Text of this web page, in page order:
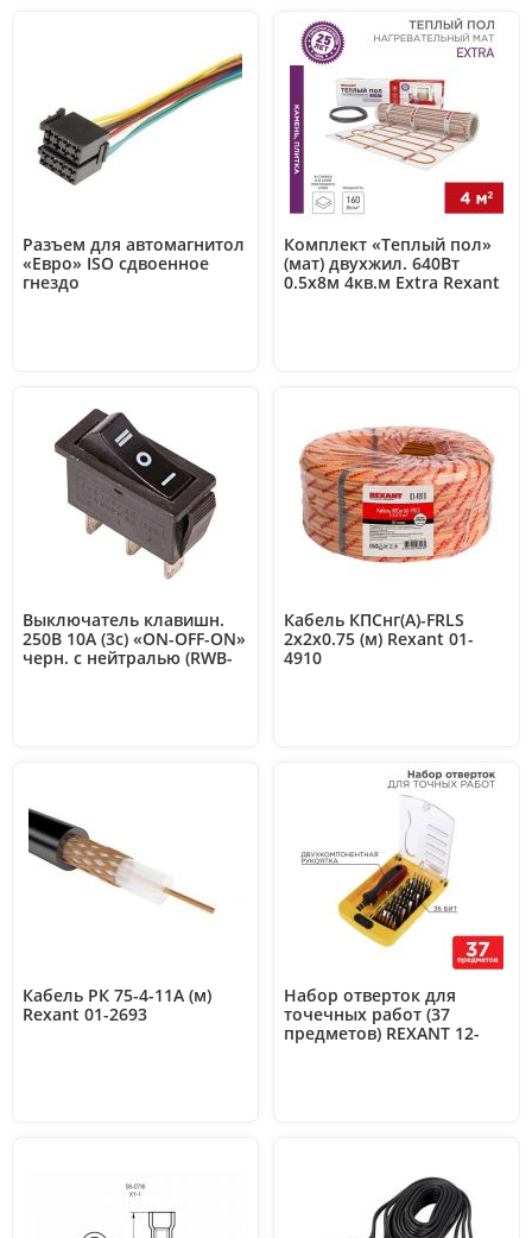
Разъем для автомагнитол
«Евро» ISO сдвоенное
гнездо
Комплект «Теплый пол»
(мат) двухжил. 640Вт
0.5х8м 4кв.м Extra Rexant
Выключатель клавишн.
250В 10А (3с) «ON-OFF-ON»
черн. с нейтралью (RWB-
Кабель КПСнг(А)-FRLS
2х2х0.75 (м) Rexant 01-
4910
Кабель РК 75-4-11А (м)
Rexant 01-2693
Набор отверток для
точечных работ (37
предметов) REXANT 12-